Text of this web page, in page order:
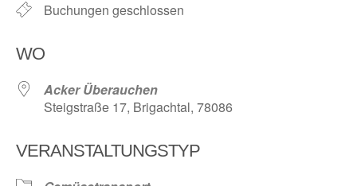
Buchungen geschlossen
WO
Acker Überauchen
Steigstraße 17, Brigachtal, 78086
VERANSTALTUNGSTYP